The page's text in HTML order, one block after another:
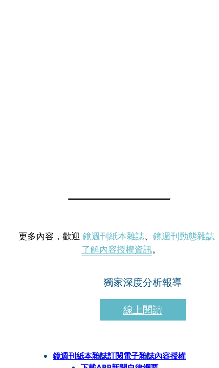
更多內容，歡迎 鏡週刊紙本雜誌、 鏡週刊動態雜誌
了解內容授權資訊。
獨家深度分析報導
線上閱讀
鏡週刊紙本雜誌訂閱電子雜誌內容授權